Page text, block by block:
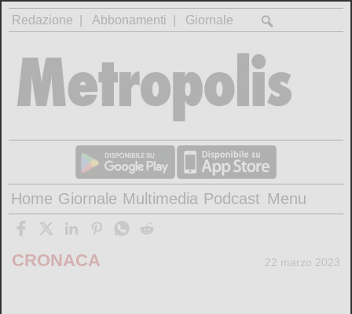
Redazione Abbonamenti Giornale
Home Giornale Multimedia Podcast Menu
CRONACA 22 marzo 2023